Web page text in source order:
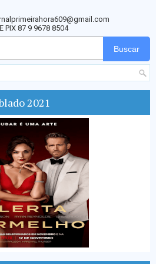
PIX 87 9 9678 8504
Buscar
2021